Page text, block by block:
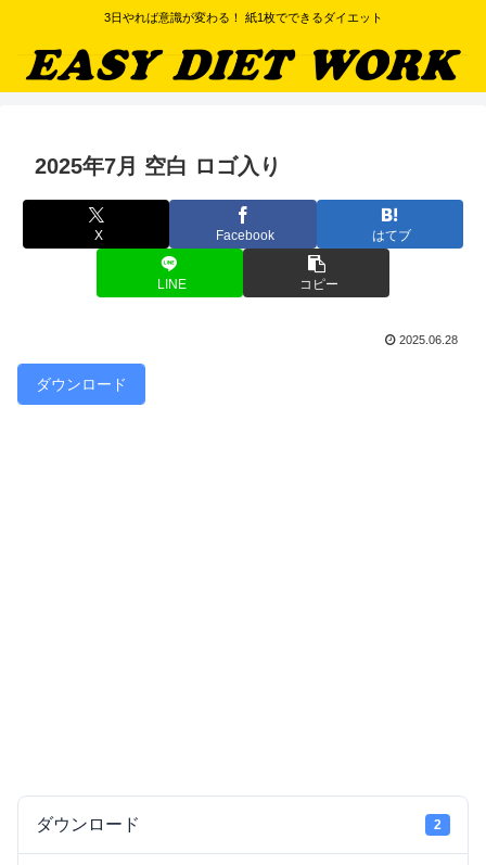
3日やれば意識が変わる！ 紙1枚でできるダイエット
2025年7月 空白 ロゴ入り
X Facebook はてブ
LINE コピー
2025.06.28
ダウンロード
ダウンロード 2